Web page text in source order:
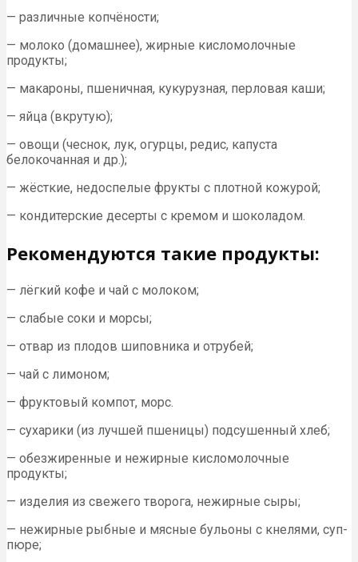
— различные копчёности;
— молоко (домашнее), жирные кисломолочные
продукты;
— макароны, пшеничная, кукурузная, перловая каши;
— яйца (вкрутую);
— овощи (чеснок, лук, огурцы, редис, капуста
белокочанная и др.);
— жёсткие, недоспелые фрукты с плотной кожурой;
— кондитерские десерты с кремом и шоколадом.
Рекомендуются такие продукты:
— лёгкий кофе и чай с молоком;
— слабые соки и морсы;
— отвар из плодов шиповника и отрубей;
— чай с лимоном;
— фруктовый компот, морс.
— сухарики (из лучшей пшеницы) подсушенный хлеб;
— обезжиренные и нежирные кисломолочные
продукты;
— изделия из свежего творога, нежирные сыры;
— нежирные рыбные и мясные бульоны с кнелями, суп-
пюре;